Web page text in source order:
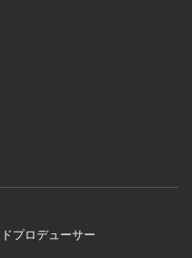
プロデューサー